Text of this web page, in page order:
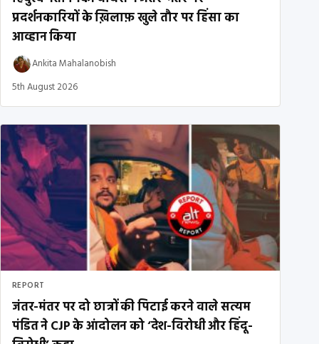
प्रदर्शनकारियों के ख़िलाफ़ खुले तौर पर हिंसा का
आव्हान किया
Ankita Mahalanobish
5th August 2026
REPORT
जंतर-मंतर पर दो छात्रों की पिटाई करने वाले सत्यम
पंडित ने CJP के आंदोलन को ‘देश-विरोधी और हिंदू-